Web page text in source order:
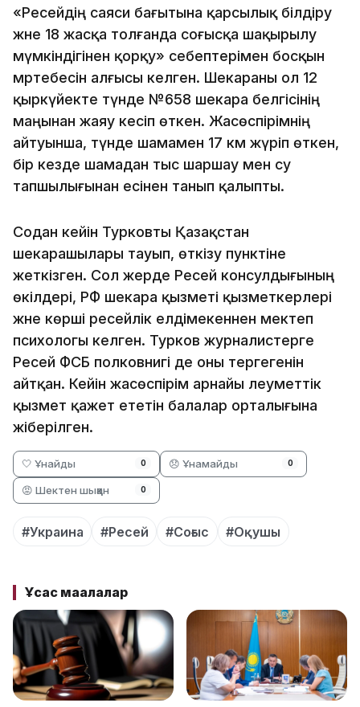
«Ресейдің саяси бағытына қарсылық білдіру
және 18 жасқа толғанда соғысқа шақырылу
мүмкіндігінен қорқу» себептерімен босқын
мәртебесін алғысы келген. Шекараны ол 12
қыркүйекте түнде №658 шекара белгісінің
маңынан жаяу кесіп өткен. Жасөспірімнің
айтуынша, түнде шамамен 17 км жүріп өткен,
бір кезде шамадан тыс шаршау мен су
тапшылығынан есінен танып қалыпты.
Содан кейін Турковты Қазақстан
шекарашылары тауып, өткізу пунктіне
жеткізген. Сол жерде Ресей консулдығының
өкілдері, РФ шекара қызметі қызметкерлері
және көрші ресейлік елдімекеннен мектеп
психологы келген. Турков журналистерге
Ресей ФСБ полковнигі де оны тергегенін
айтқан. Кейін жасөспірім арнайы әлеуметтік
қызмет қажет ететін балалар орталығына
жіберілген.
🤍 Ұнайды 0 😞 Ұнамайды 0
😡 Шектен шыққан 0
#Украина #Ресей #Соғыс #Оқушы
Ұқсас мақалалар